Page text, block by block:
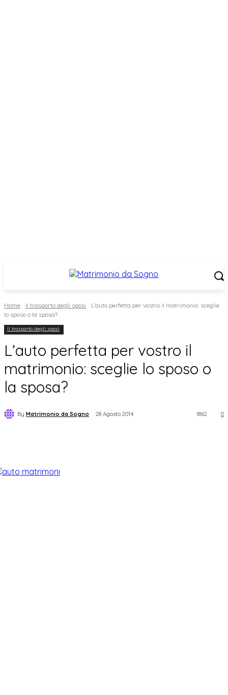
Home Il trasporto degli sposi
L’auto perfetta per vostro il matrimonio: sceglie
lo sposo o la sposa?
Il trasporto degli sposi
L’auto perfetta per vostro il
matrimonio: sceglie lo sposo o
la sposa?
By Matrimonio da Sogno 28 Agosto 2014 0
1862